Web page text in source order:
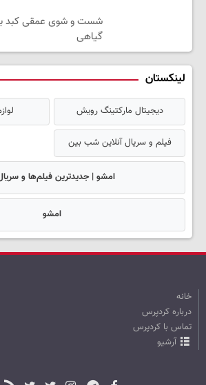
شست و شوی عمقی کبد
گیاهی
لینکستان
دیجیتال مارکتینگ رویش
فیلم و سریال آنلاین شب بین
امشو | جدیدترین فیلم‌ها و
امشو
خانه
درباره کردپرس
تماس با کردپرس
آرشیو